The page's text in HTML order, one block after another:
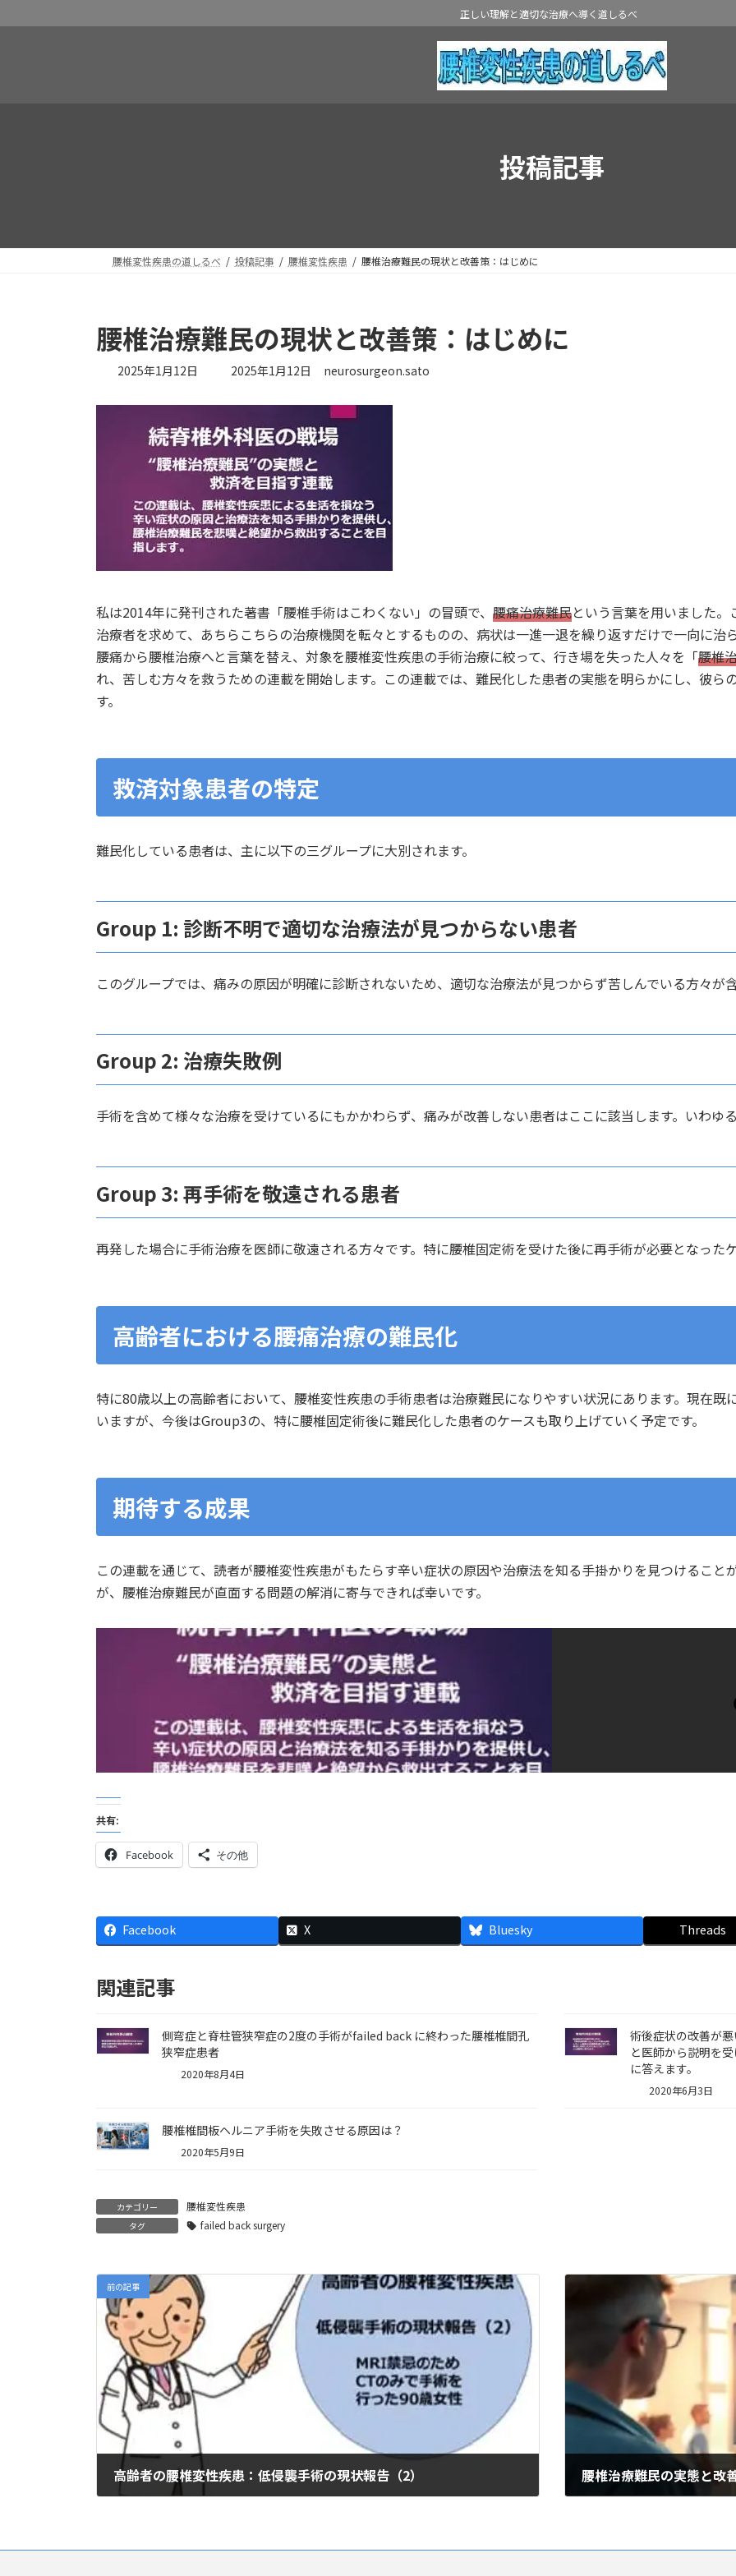
ン
ビ
正しい理解と適切な治療へ導く道しるべ
投稿記事
腰椎変性疾患の道しるべ 投稿記事 腰椎変性疾患 腰椎治療難民の現状と改善策：はじめに
腰椎治療難民の現状と改善策：はじめに
2025年1月12日
最
更
日
時
:
2025年1月12日 neurosurgeon.sato
私は2014年に発刊された著書「腰椎手術はこわくない」の冒頭で、 腰痛治療難民という言葉を用いました
治療者を求めて、あちらこちらの治療機関を転々とするものの、病状は一進一退を繰り返すだけで一向に治
腰痛から腰椎治療へと言葉を替え、対象を腰椎変性疾患の手術治療に絞って、行き場を失った人々を「腰椎
れ、苦しむ方々を救うための連載を開始します。この連載では、難民化した患者の実態を明らかにし、彼ら
す。
救済対象患者の特定
難民化している患者は、主に以下の三グループに大別されます。
Group 1: 診断不明で適切な治療法が見つからない患者
このグループでは、痛みの原因が明確に診断されないため、適切な治療法が見つからず苦しんでいる方々が含
Group 2: 治療失敗例
手術を含めて様々な治療を受けているにもかかわらず、痛みが改善しない患者はここに該当します。いわゆ
Group 3: 再手術を敬遠される患者
再発した場合に手術治療を医師に敬遠される方々です。特に腰椎固定術を受けた後に再手術が必要となったケ
高齢者における腰痛治療の難民化
特に80歳以上の高齢者において、腰椎変性疾患の手術患者は治療難民になりやすい状況にあります。現在既
いますが、今後はGroup3の、特に腰椎固定術後に難民化した患者のケースも取り上げていく予定です。
期待する成果
この連載を通じて、読者が腰椎変性疾患がもたらす辛い症状の原因や治療法を知る手掛かりを見つけること
が、腰椎治療難民が直面する問題の解消に寄与できれば幸いです。
共有:
Facebook その他
Facebook X Bluesky Threads
関連記事
側弯症と脊柱管狭窄症の2度の手術がfailed back に終わった腰椎椎間孔
狭窄症患者
2020年8月4日
術後症状の改善が
と医師から説明を
に答えます。
2020年6月3日
腰椎椎間板ヘルニア手術を失敗させる原因は？
2020年5月9日
カテゴリー 腰椎変性疾患
タグ failed back surgery
前の記事
高齢者の腰椎変性疾患：低侵襲手術の現状報告（2） 腰椎治療難民の実態と改